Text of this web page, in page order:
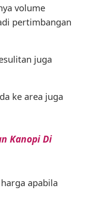
volume
pertimbangan
juga
ke area juga
Kanopi Di
apabila